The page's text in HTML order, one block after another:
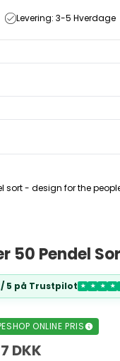
Levering: 3-5 Hverdage
sort - design for the
50 Pendel
/ 5 på Trustpilot ★ ★ ★ ★
ONLINE PRIS
DKK